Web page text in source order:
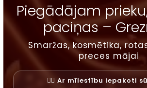
Piegādājam
paciņas –
Smaržas, kosmētika,
preces mājai
✓⃝ Ar mīlestību iepakoti